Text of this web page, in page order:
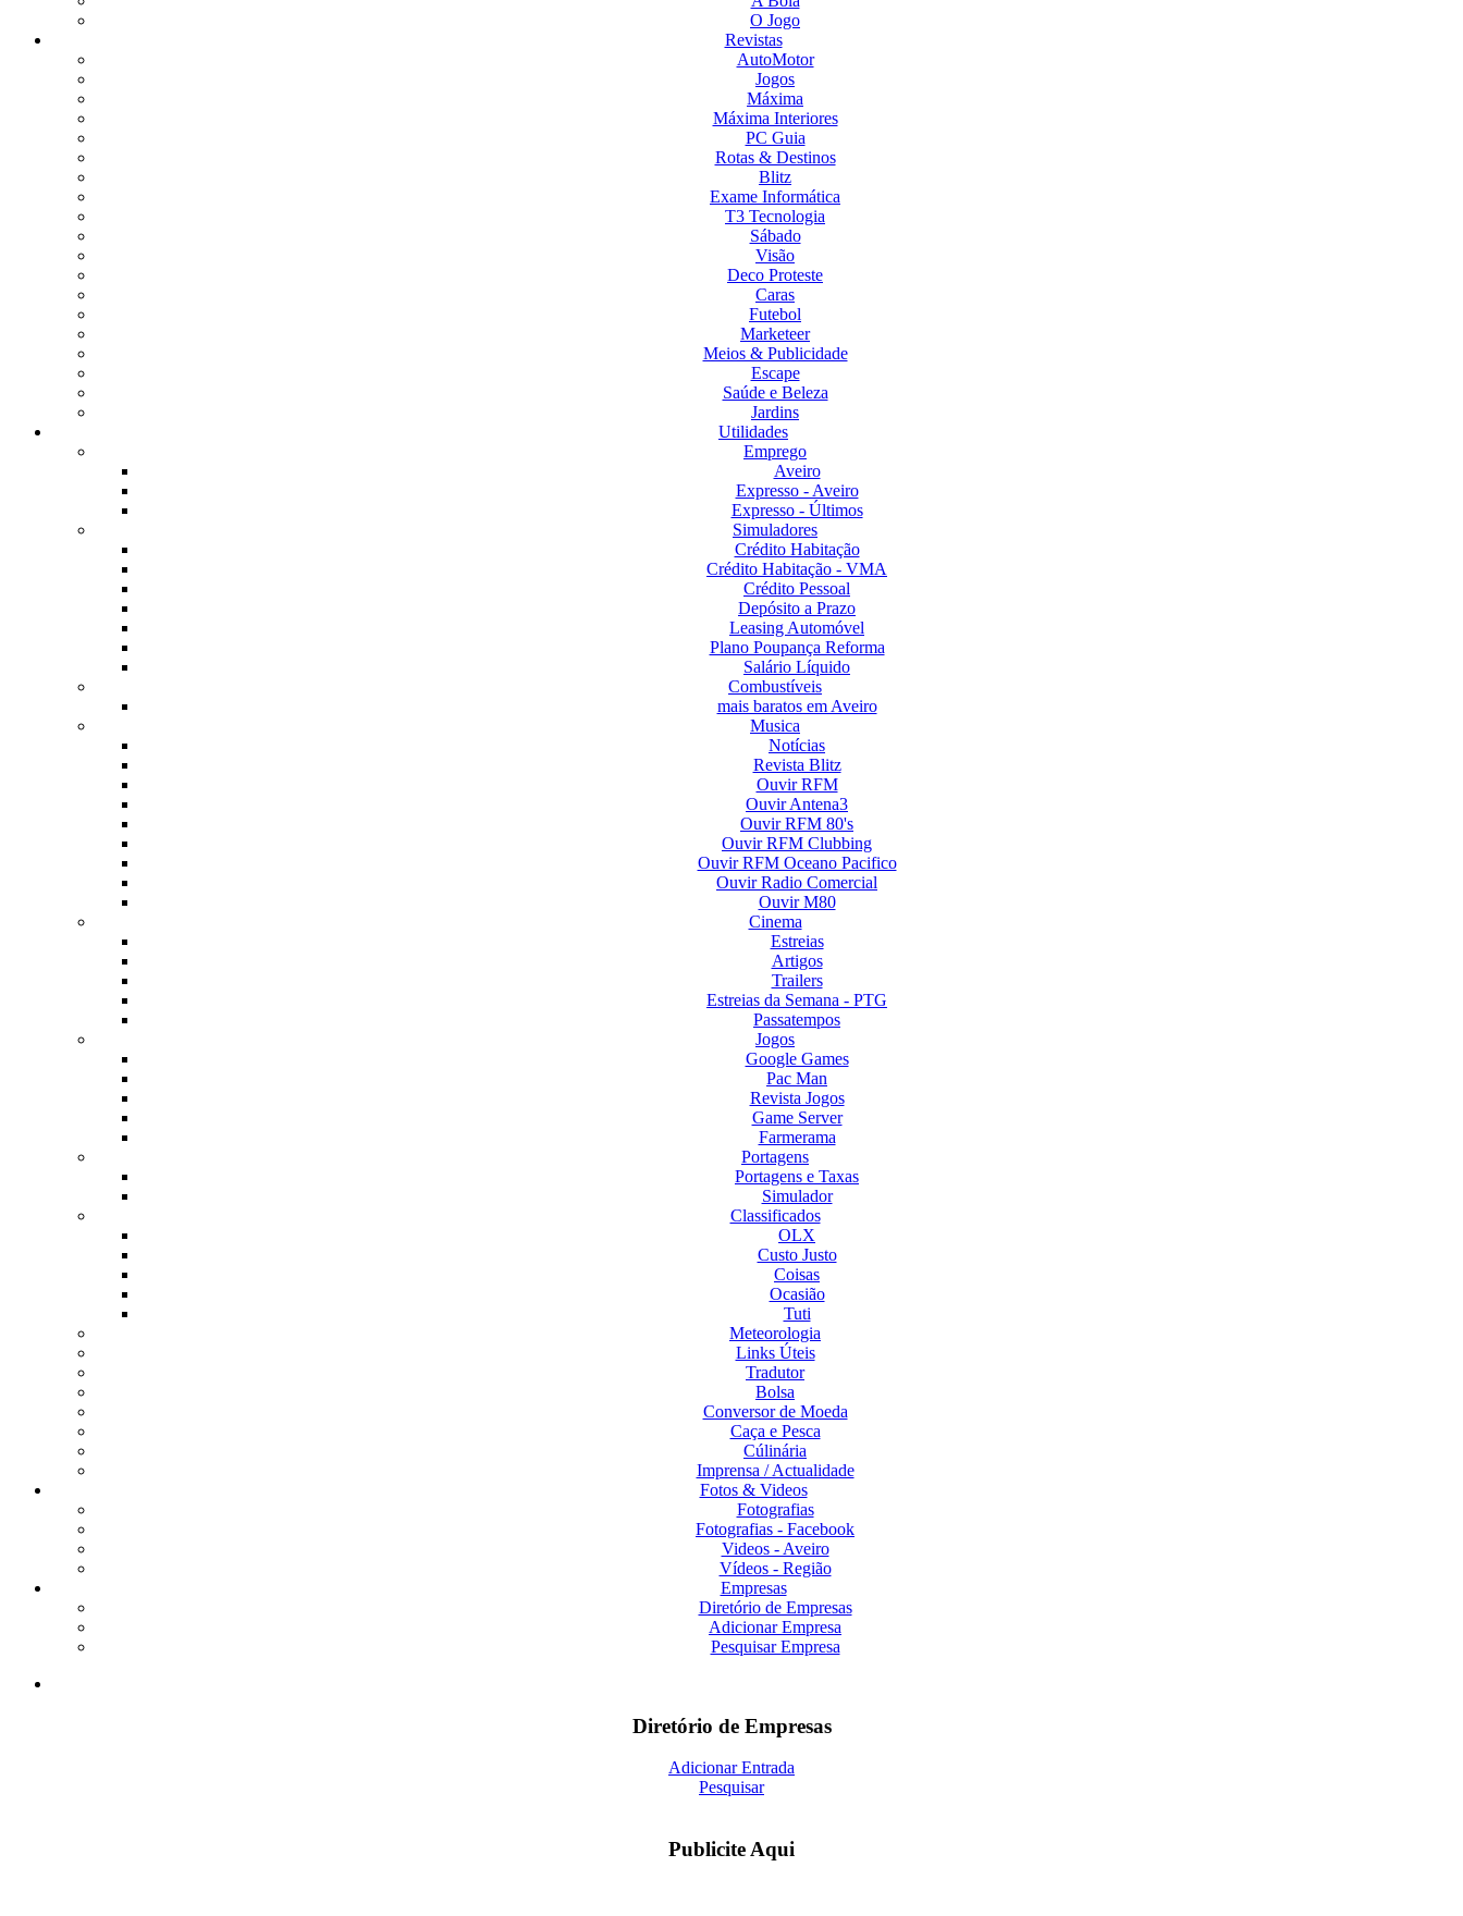
O Jogo
Revistas
AutoMotor
Jogos
Máxima
Máxima Interiores
PC Guia
Rotas & Destinos
Blitz
Exame Informática
T3 Tecnologia
Sábado
Visão
Deco Proteste
Caras
Futebol
Marketeer
Meios & Publicidade
Escape
Saúde e Beleza
Jardins
Utilidades
Emprego
Aveiro
Expresso - Aveiro
Expresso - Últimos
Simuladores
Crédito Habitação
Crédito Habitação - VMA
Crédito Pessoal
Depósito a Prazo
Leasing Automóvel
Plano Poupança Reforma
Salário Líquido
Combustíveis
mais baratos em Aveiro
Musica
Notícias
Revista Blitz
Ouvir RFM
Ouvir Antena3
Ouvir RFM 80's
Ouvir RFM Clubbing
Ouvir RFM Oceano Pacifico
Ouvir Radio Comercial
Ouvir M80
Cinema
Estreias
Artigos
Trailers
Estreias da Semana - PTG
Passatempos
Jogos
Google Games
Pac Man
Revista Jogos
Game Server
Farmerama
Portagens
Portagens e Taxas
Simulador
Classificados
OLX
Custo Justo
Coisas
Ocasião
Tuti
Meteorologia
Links Úteis
Tradutor
Bolsa
Conversor de Moeda
Caça e Pesca
Cúlinária
Imprensa / Actualidade
Fotos & Videos
Fotografias
Fotografias - Facebook
Videos - Aveiro
Vídeos - Região
Empresas
Diretório de Empresas
Adicionar Empresa
Pesquisar Empresa
Diretório de Empresas
Adicionar Entrada
Pesquisar
Publicite Aqui